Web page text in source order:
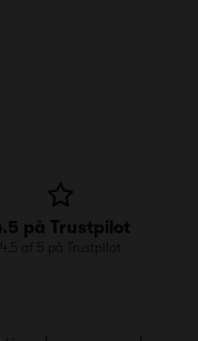
på Trustpilot
4.5 af 5 på Trustpilot